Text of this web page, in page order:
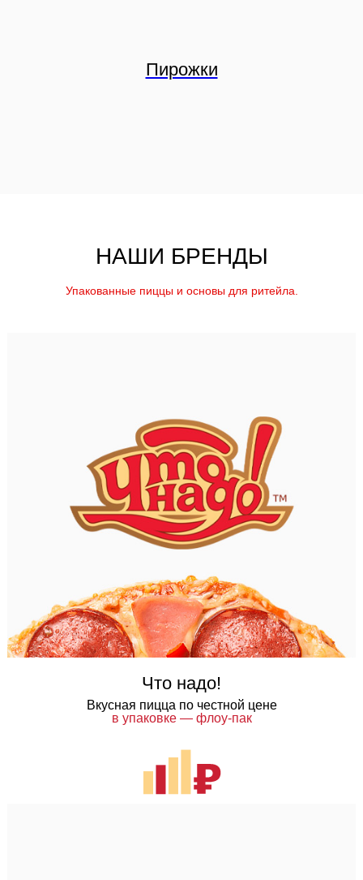
Пирожки
НАШИ БРЕНДЫ
Упакованные пиццы и основы для ритейла.
Что надо!
Вкусная пицца по честной цене
в упаковке — флоу-пак